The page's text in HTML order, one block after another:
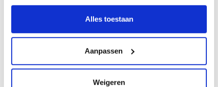
Alles toestaan
Aanpassen
Weigeren
Vergroten
Naaldvilt
Doeltreffend en voordelig
Vanaf €39,00